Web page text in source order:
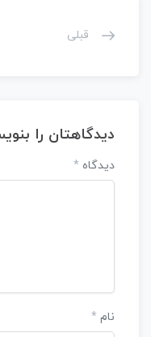
قبلی
دیدگاهتان را
دیدگاه *
نام *